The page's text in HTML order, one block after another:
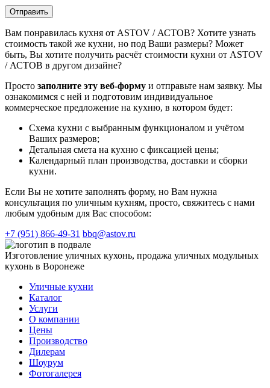
Вам понравилась кухня от ASTOV / АСТОВ? Хотите узнать
стоимость такой же кухни, но под Ваши размеры? Может
быть, Вы хотите получить расчёт стоимости кухни от ASTOV
/ АСТОВ в другом дизайне?
Просто заполните эту веб-форму и отправьте нам заявку. Мы
ознакомимся с ней и подготовим индивидуальное
коммерческое предложение на кухню, в котором будет:
Схема кухни с выбранным функционалом и учётом
Ваших размеров;
Детальная смета на кухню с фиксацией цены;
Календарный план производства, доставки и сборки
кухни.
Если Вы не хотите заполнять форму, но Вам нужна
консультация по уличным кухням, просто, свяжитесь с нами
любым удобным для Вас способом:
+7 (951) 866-49-31 bbq@astov.ru
Изготовление уличных кухонь, продажа уличных модульных
кухонь в Воронеже
Уличные кухни
Каталог
Услуги
О компании
Цены
Производство
Дилерам
Шоурум
Фотогалерея